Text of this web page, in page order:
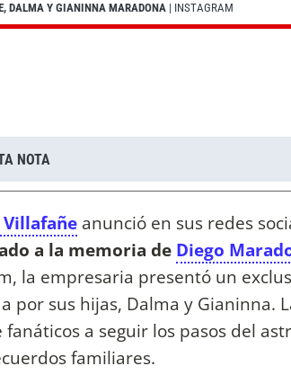
DALMA Y GIANINNA MARADONA | INSTAGRAM
NOTA
anunció en sus redes
a la memoria de Diego
la empresaria presentó un
por sus hijas, Dalma y Gianinna.
a seguir los pasos del
familiares.